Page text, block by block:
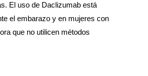
El uso de Daclizumab está
el embarazo y en mujeres con
que no utilicen métodos